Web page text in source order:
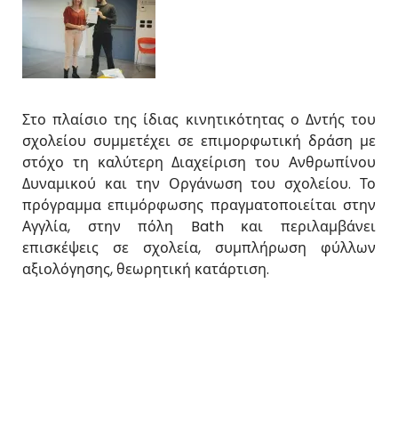
Στο πλαίσιο της ίδιας κινητικότητας ο Δντής του
σχολείου συμμετέχει σε επιμορφωτική δράση με
στόχο τη καλύτερη Διαχείριση του Ανθρωπίνου
Δυναμικού και την Οργάνωση του σχολείου. Το
πρόγραμμα επιμόρφωσης πραγματοποιείται στην
Αγγλία, στην πόλη Bath και περιλαμβάνει
επισκέψεις σε σχολεία, συμπλήρωση φύλλων
αξιολόγησης, θεωρητική κατάρτιση.